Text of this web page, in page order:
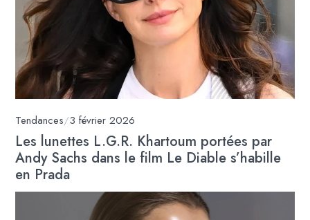
Tendances/3 février 2026
Les lunettes L.G.R. Khartoum portées par
Andy Sachs dans le film Le Diable s’habille
en Prada